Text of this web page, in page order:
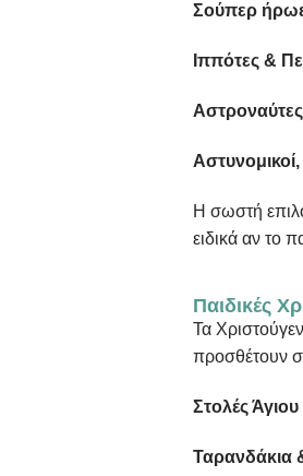
Σούπερ
Ιππότες &
Η σωστή
ειδικά αν το
Παιδικές
Τα
προσθέτουν
Στολές
Ταρανδάκια